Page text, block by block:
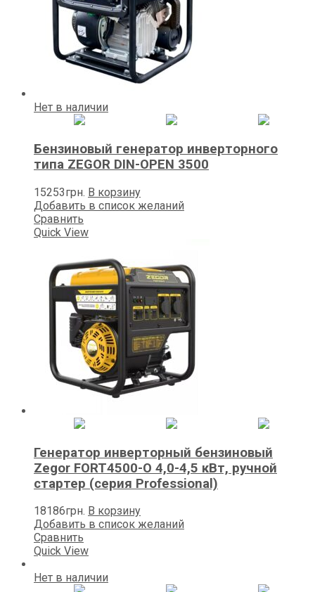
Нет в наличии
Бензиновый генератор инверторного
типа ZEGOR DIN-OPEN 3500
15253грн. В корзину
Добавить в список желаний
Сравнить
Quick View
Генератор инверторный бензиновый
Zegor FORT4500-O 4,0-4,5 кВт, ручной
стартер (серия Professional)
18186грн. В корзину
Добавить в список желаний
Сравнить
Quick View
Нет в наличии